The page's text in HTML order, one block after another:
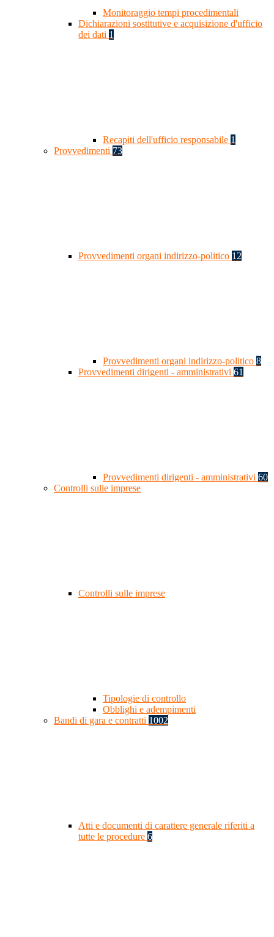
Monitoraggio tempi procedimentali
Dichiarazioni sostitutive e acquisizione d'ufficio
dei dati 1
Recapiti dell'ufficio responsabile 1
Provvedimenti 73
Provvedimenti organi indirizzo-politico 12
Provvedimenti organi indirizzo-politico 8
Provvedimenti dirigenti - amministrativi 61
Provvedimenti dirigenti - amministrativi 60
Controlli sulle imprese
Controlli sulle imprese
Tipologie di controllo
Obblighi e adempimenti
Bandi di gara e contratti 1002
Atti e documenti di carattere generale riferiti a
tutte le procedure 6